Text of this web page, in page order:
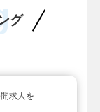
グ
求人を